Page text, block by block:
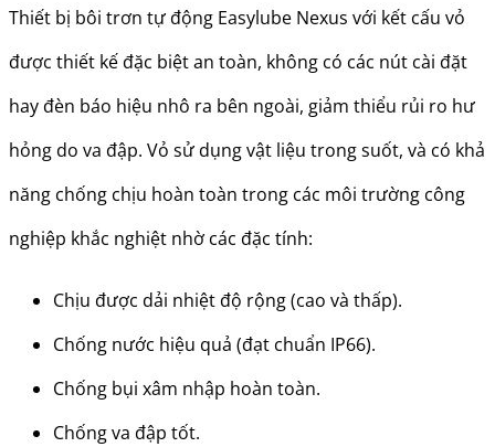
Thiết bị bôi trơn tự động Easylube Nexus với kết cấu vỏ
được thiết kế đặc biệt an toàn, không có các nút cài đặt
hay đèn báo hiệu nhô ra bên ngoài, giảm thiểu rủi ro hư
hỏng do va đập. Vỏ sử dụng vật liệu trong suốt, và có khả
năng chống chịu hoàn toàn trong các môi trường công
nghiệp khắc nghiệt nhờ các đặc tính:
Chịu được dải nhiệt độ rộng (cao và thấp).
Chống nước hiệu quả (đạt chuẩn IP66).
Chống bụi xâm nhập hoàn toàn.
Chống va đập tốt.